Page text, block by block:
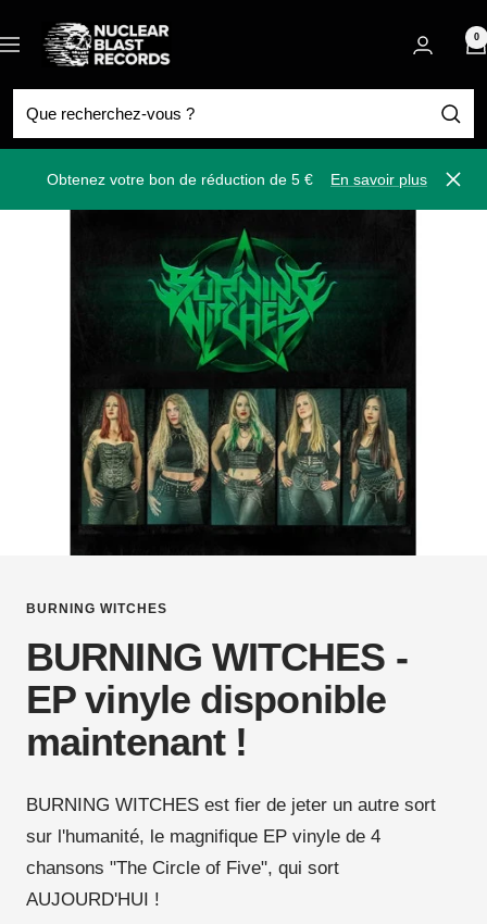
au
contenu
Navigation
Nuclear
Blast
0
Obtenez votre bon de réduction de 5 € En savoir plus
BURNING WITCHES
BURNING WITCHES -
EP vinyle disponible
maintenant !
BURNING WITCHES est fier de jeter un autre sort
sur l'humanité, le magnifique EP vinyle de 4
chansons "The Circle of Five", qui sort
AUJOURD'HUI !